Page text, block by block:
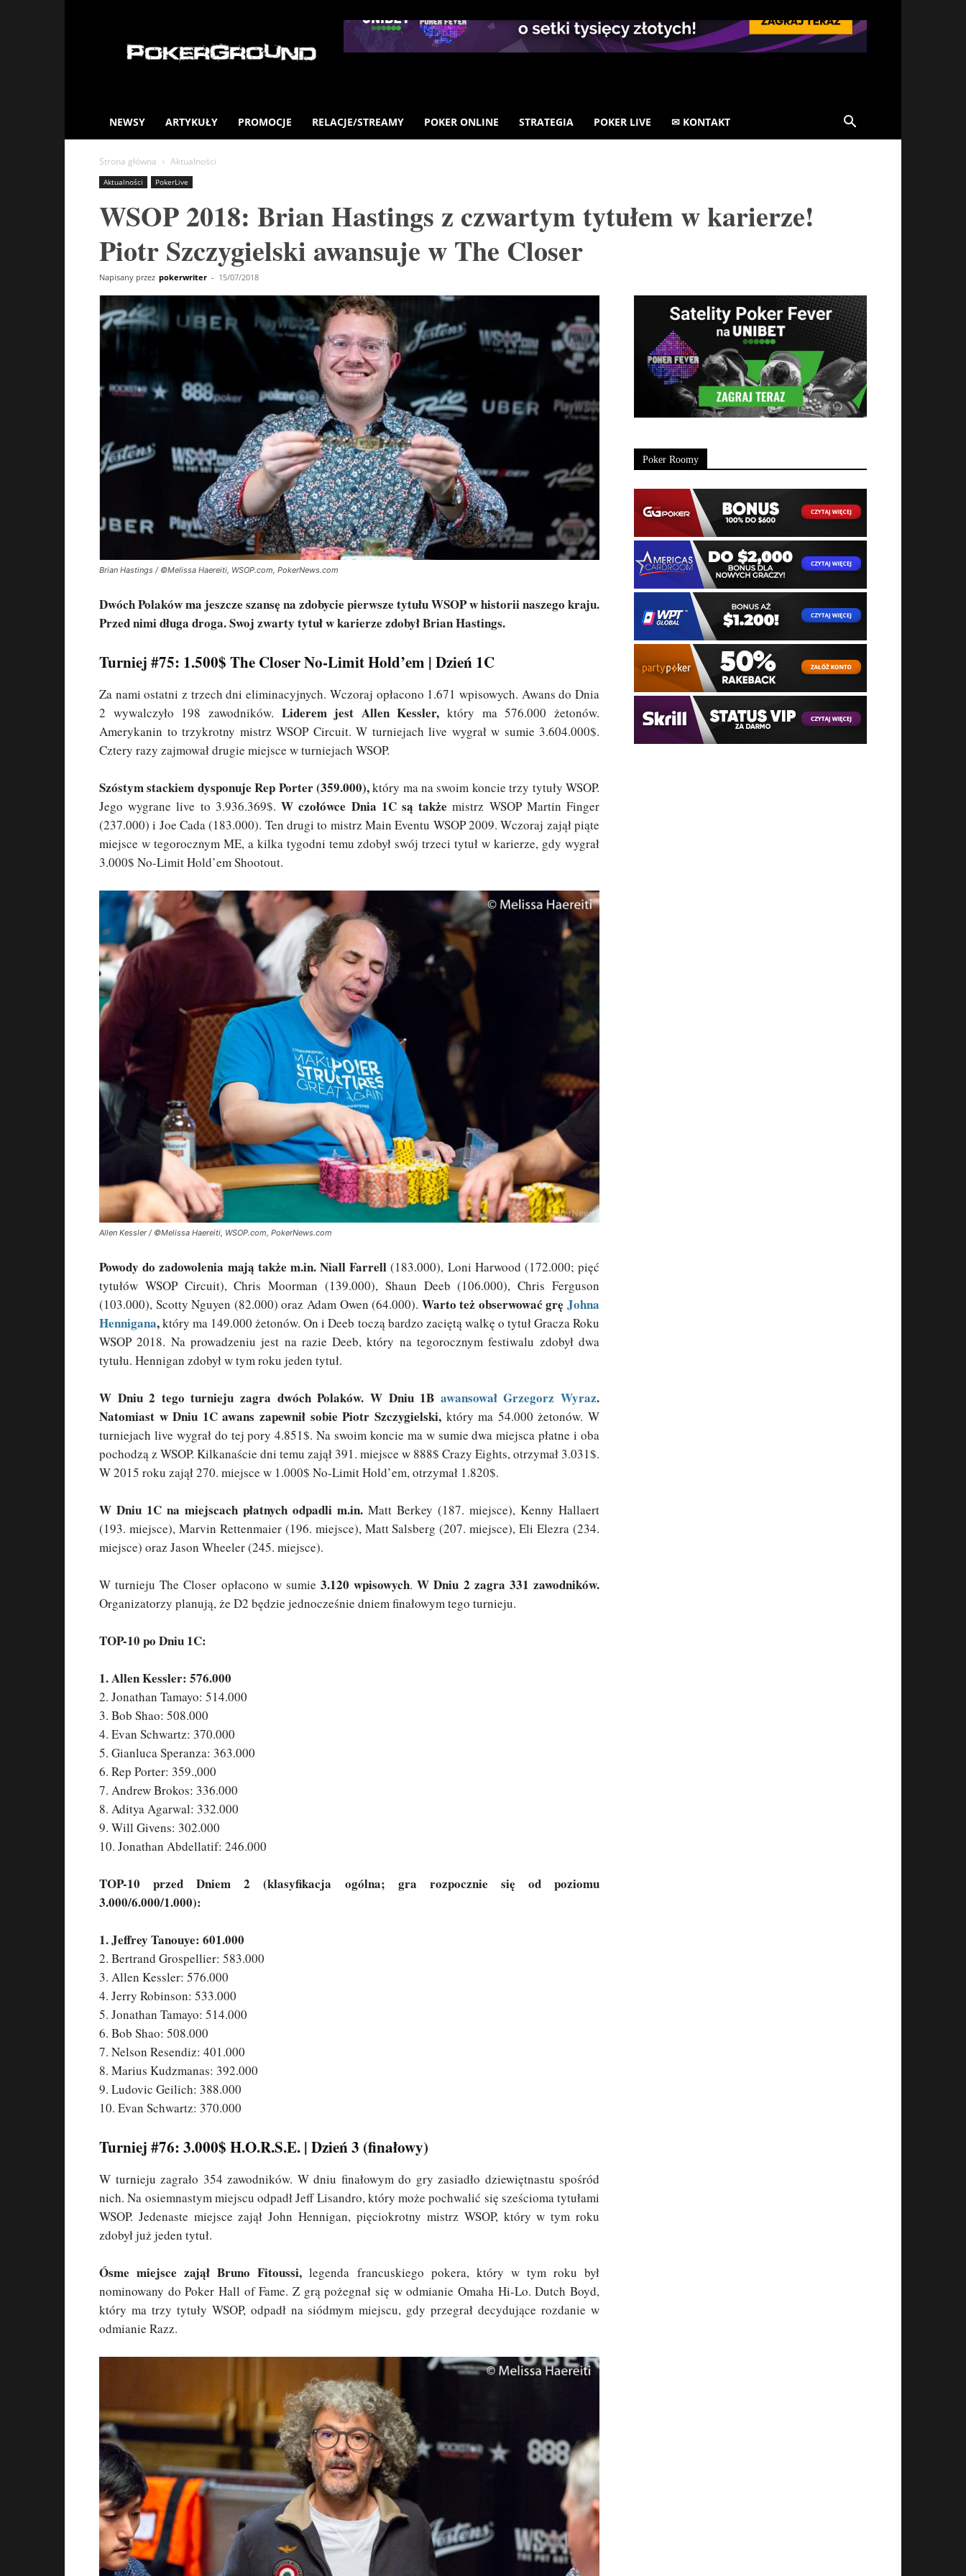
NEWSY ARTYKUŁY PROMOCJE RELACJE/STREAMY POKER ONLINE STRATEGIA POKER LIVE ✉ KONTAKT
Strona główna Aktualności
Aktualności PokerLive
WSOP 2018: Brian Hastings z czwartym tytułem w karierze!
Piotr Szczygielski awansuje w The Closer
Napisany przez pokerwriter - 15/07/2018
Brian Hastings / ©Melissa Haereiti, WSOP.com, PokerNews.com
Dwóch Polaków ma jeszcze szansę na zdobycie pierwsze tytułu WSOP w historii naszego kraju.
Przed nimi długa droga. Swoj zwarty tytuł w karierze zdobył Brian Hastings.
Turniej #75: 1.500$ The Closer No-Limit Hold’em | Dzień 1C
Za nami ostatni z trzech dni eliminacyjnych. Wczoraj opłacono 1.671 wpisowych. Awans do Dnia
2 wywalczyło 198 zawodników. Liderem jest Allen Kessler, który ma 576.000 żetonów.
Amerykanin to trzykrotny mistrz WSOP Circuit. W turniejach live wygrał w sumie 3.604.000$.
Cztery razy zajmował drugie miejsce w turniejach WSOP.
Szóstym stackiem dysponuje Rep Porter (359.000),który ma na swoim koncie trzy tytuły WSOP.
Jego wygrane live to 3.936.369$.W czołówce Dnia 1C są także mistrz WSOP Martin Finger
(237.000) i Joe Cada (183.000). Ten drugi to mistrz Main Eventu WSOP 2009. Wczoraj zajął piąte
miejsce w tegorocznym ME, a kilka tygodni temu zdobył swój trzeci tytuł w karierze, gdy wygrał
3.000$ No-Limit Hold’em Shootout.
Allen Kessler / ©Melissa Haereiti, WSOP.com, PokerNews.com
Powody do zadowolenia mają także m.in. Niall Farrell (183.000), Loni Harwood (172.000; pięć
tytułów WSOP Circuit), Chris Moorman (139.000), Shaun Deeb (106.000), Chris Ferguson
(103.000), Scotty Nguyen (82.000) oraz Adam Owen (64.000). Warto też obserwować gręJohna
Hennigana,który ma 149.000 żetonów. On i Deeb toczą bardzo zaciętą walkę o tytuł Gracza Roku
WSOP 2018. Na prowadzeniu jest na razie Deeb, który na tegorocznym festiwalu zdobył dwa
tytułu. Hennigan zdobył w tym roku jeden tytuł.
W Dniu 2 tego turnieju zagra dwóch Polaków. W Dniu 1B awansował Grzegorz Wyraz.
Natomiast w Dniu 1C awans zapewnił sobie Piotr Szczygielski,który ma 54.000 żetonów. W
turniejach live wygrał do tej pory 4.851$. Na swoim koncie ma w sumie dwa miejsca płatne i oba
pochodzą z WSOP. Kilkanaście dni temu zajął 391. miejsce w 888$ Crazy Eights, otrzymał 3.031$.
W 2015 roku zajął 270. miejsce w 1.000$ No-Limit Hold’em, otrzymał 1.820$.
W Dniu 1C na miejscach płatnych odpadli m.in. Matt Berkey (187. miejsce), Kenny Hallaert
(193. miejsce), Marvin Rettenmaier (196. miejsce), Matt Salsberg (207. miejsce), Eli Elezra (234.
miejsce) oraz Jason Wheeler (245. miejsce).
W turnieju The Closer opłacono w sumie 3.120 wpisowych.W Dniu 2 zagra 331 zawodników.
Organizatorzy planują, że D2 będzie jednocześnie dniem finałowym tego turnieju.
TOP-10 po Dniu 1C:
1. Allen Kessler: 576.000
2. Jonathan Tamayo: 514.000
3. Bob Shao: 508.000
4. Evan Schwartz: 370.000
5. Gianluca Speranza: 363.000
6. Rep Porter: 359.,000
7. Andrew Brokos: 336.000
8. Aditya Agarwal: 332.000
9. Will Givens: 302.000
10. Jonathan Abdellatif: 246.000
TOP-10 przed Dniem 2 (klasyfikacja ogólna; gra rozpocznie się od poziomu
3.000/6.000/1.000):
1. Jeffrey Tanouye: 601.000
2. Bertrand Grospellier: 583.000
3. Allen Kessler: 576.000
4. Jerry Robinson: 533.000
5. Jonathan Tamayo: 514.000
6. Bob Shao: 508.000
7. Nelson Resendiz: 401.000
8. Marius Kudzmanas: 392.000
9. Ludovic Geilich: 388.000
10. Evan Schwartz: 370.000
Turniej #76: 3.000$ H.O.R.S.E. | Dzień 3 (finałowy)
W turnieju zagrało 354 zawodników. W dniu finałowym do gry zasiadło dziewiętnastu spośród
nich. Na osiemnastym miejscu odpadł Jeff Lisandro, który może pochwalić się sześcioma tytułami
WSOP. Jedenaste miejsce zajął John Hennigan, pięciokrotny mistrz WSOP, który w tym roku
zdobył już jeden tytuł.
Ósme miejsce zajął Bruno Fitoussi, legenda francuskiego pokera, który w tym roku był
nominowany do Poker Hall of Fame. Z grą pożegnał się w odmianie Omaha Hi-Lo. Dutch Boyd,
który ma trzy tytuły WSOP, odpadł na siódmym miejscu, gdy przegrał decydujące rozdanie w
odmianie Razz.
Poker Roomy